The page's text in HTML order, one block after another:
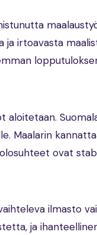
irtoavasta
aloitetaan.
Maalarin
ovat
ilmasto
ja